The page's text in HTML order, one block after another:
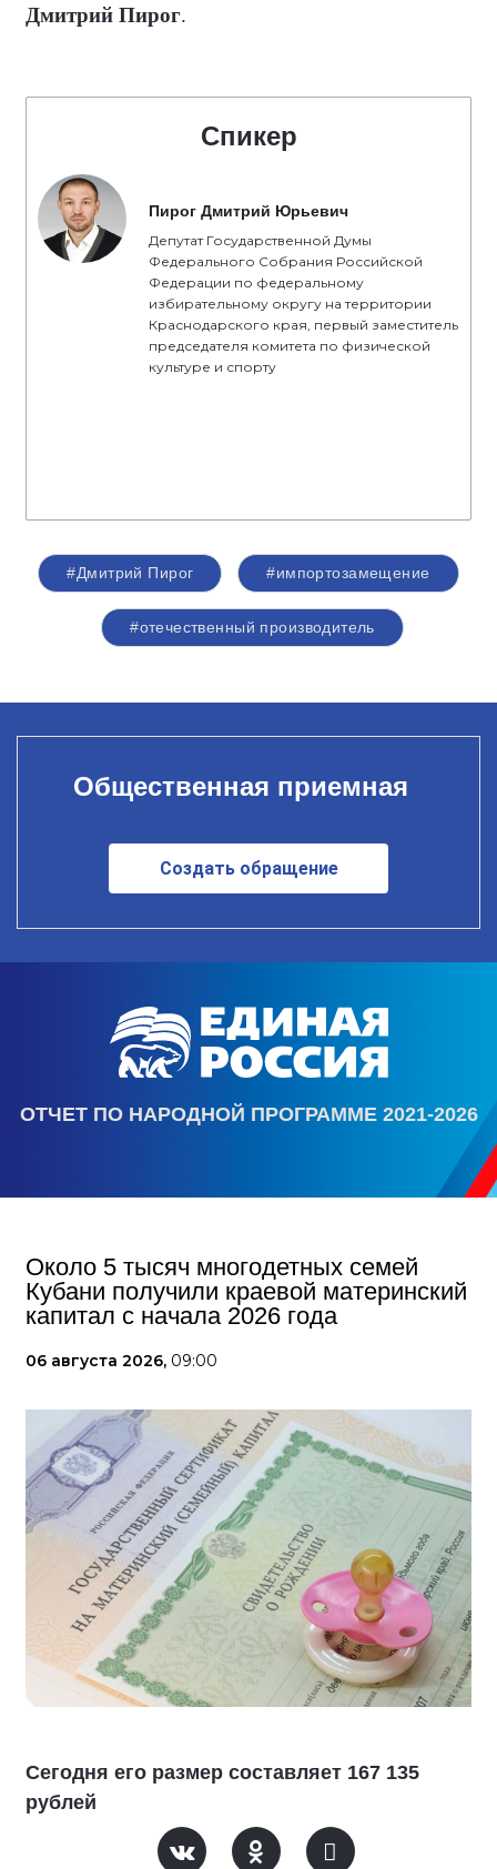
Дмитрий Пирог.
Спикер
Пирог Дмитрий Юрьевич
Депутат Государственной Думы
Федерального Собрания Российской
Федерации по федеральному
избирательному округу на территории
Краснодарского края, первый заместитель
председателя комитета по физической
культуре и спорту
#Дмитрий Пирог #импортозамещение
#отечественный производитель
Общественная приемная
Создать обращение
ОТЧЕТ ПО НАРОДНОЙ ПРОГРАММЕ 2021-2026
Около 5 тысяч многодетных семей
Кубани получили краевой материнский
капитал с начала 2026 года
06 августа 2026, 09:00
Сегодня его размер составляет 167 135
рублей